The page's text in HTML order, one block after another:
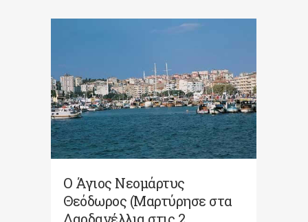
Ο Άγιος Νεομάρτυς
Θεόδωρος (Μαρτύρησε στα
Δαρδανέλλια στις 2